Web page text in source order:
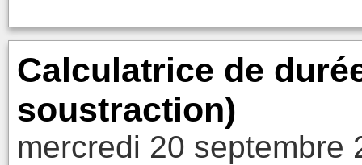
Calculatrice de
soustraction)
mercredi 20 septembre